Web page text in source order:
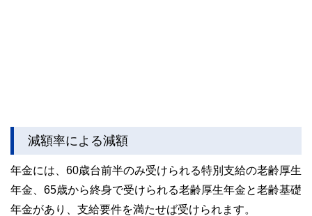
減額率による減額
年金には、60歳台前半のみ受けられる特別支給の老齢厚生
年金、65歳から終身で受けられる老齢厚生年金と老齢基礎
年金があり、支給要件を満たせば受けられます。